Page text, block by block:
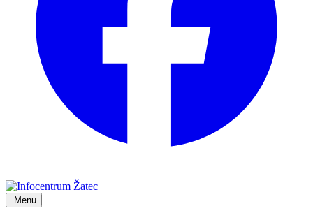
Menu